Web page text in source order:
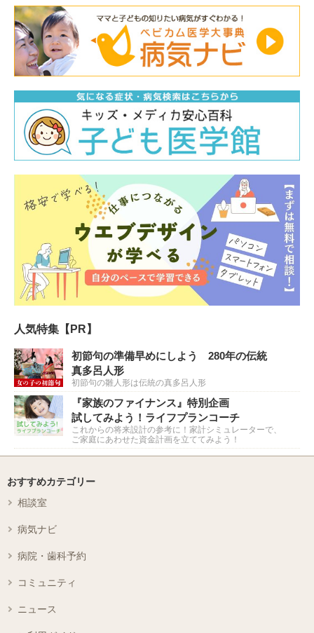
人気特集【PR】
初節句の準備早めにしよう 280年の伝統
真多呂人形
初節句の雛人形は伝統の真多呂人形
『家族のファイナンス』特別企画
試してみよう！ライフプランコーチ
これからの将来設計の参考に！家計シミュレーターで、
ご家庭にあわせた資金計画を立ててみよう！
おすすめカテゴリー
相談室
病気ナビ
病院・歯科予約
コミュニティ
ニュース